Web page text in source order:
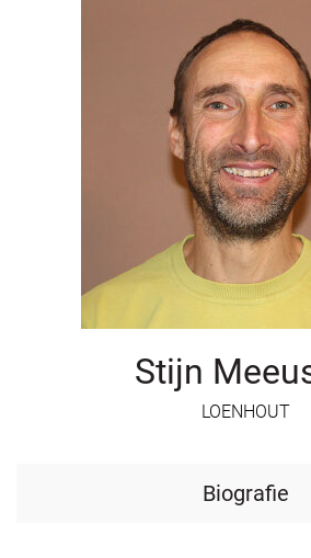
Biografie
Stijn
LOENHOUT